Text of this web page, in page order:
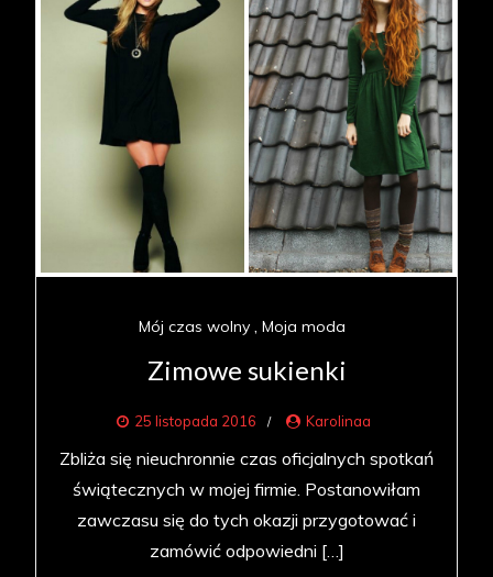
Mój czas wolny Moja moda
Zimowe sukienki
25 listopada 2016 Karolinaa
Zbliża się nieuchronnie czas oficjalnych spotkań
świątecznych w mojej firmie. Postanowiłam
zawczasu się do tych okazji przygotować i
zamówić odpowiedni […]